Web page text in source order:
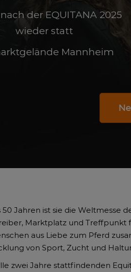
der EQUITANA 2025
wieder statt
Mannheim
50 Jahren ist sie die Weltmesse
Marktplatz und Treffpunkt
aus Liebe zum Pferd
von Sport, Zucht und
zwei Jahre stattfindenden